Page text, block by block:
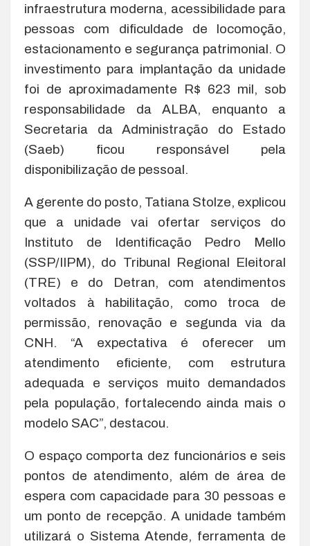
infraestrutura moderna, acessibilidade para
pessoas com dificuldade de locomoção,
estacionamento e segurança patrimonial. O
investimento para implantação da unidade
foi de aproximadamente R$ 623 mil, sob
responsabilidade da ALBA, enquanto a
Secretaria da Administração do Estado
(Saeb) ficou responsável pela
disponibilização de pessoal.
A gerente do posto, Tatiana Stolze, explicou
que a unidade vai ofertar serviços do
Instituto de Identificação Pedro Mello
(SSP/IIPM), do Tribunal Regional Eleitoral
(TRE) e do Detran, com atendimentos
voltados à habilitação, como troca de
permissão, renovação e segunda via da
CNH. “A expectativa é oferecer um
atendimento eficiente, com estrutura
adequada e serviços muito demandados
pela população, fortalecendo ainda mais o
modelo SAC”, destacou.
O espaço comporta dez funcionários e seis
pontos de atendimento, além de área de
espera com capacidade para 30 pessoas e
um ponto de recepção. A unidade também
utilizará o Sistema Atende, ferramenta de